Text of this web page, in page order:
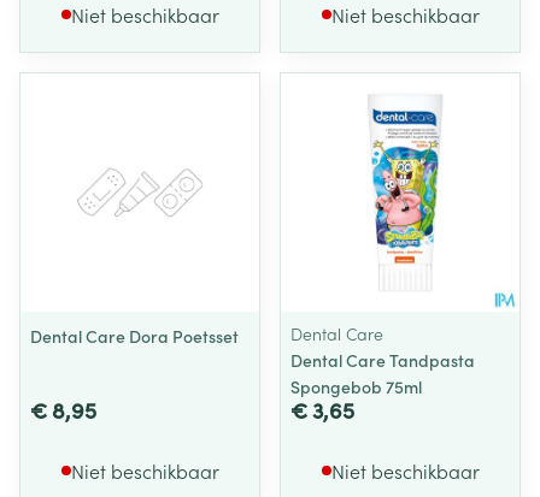
Niet beschikbaar Niet beschikbaar
Dental Care Dora Poetsset
€ 8,95
Niet beschikbaar
Dental Care
Dental Care Tandpasta
Spongebob 75ml
€ 3,65
Niet beschikbaar